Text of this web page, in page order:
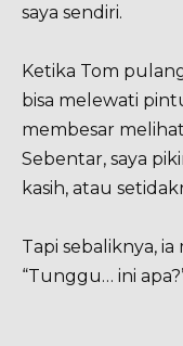
saya sendiri.
Ketika Tom
bisa melewati
membesar
Sebentar, saya
kasih, atau
Tapi sebaliknya,
“Tunggu… ini